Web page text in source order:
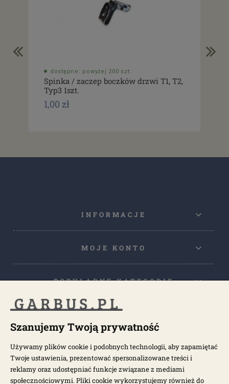
dostępne: powyżej 200 szt.
Spinka / zaczep boczków drzwi T1, T2,
Typ3 1szt.
1,00 zł
INFORMACJE
MOJE KONTO
POPULARNE KATEGORIE
NEWSLETTER
Szanujemy Twoją prywatność
Używamy plików cookie i podobnych technologii, aby zapamiętać
Twoje ustawienia, prezentować spersonalizowane treści i
reklamy oraz udostępniać funkcje związane z mediami
społecznościowymi. Pliki cookie wykorzystujemy również do